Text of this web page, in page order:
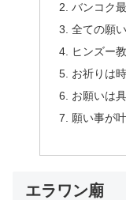
バンコク
全ての願
ヒンズー
お祈りは
お願いは
願い事が
エラワン廟